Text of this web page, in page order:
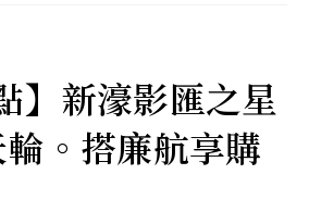
】新濠影匯之星
。搭廉航享購